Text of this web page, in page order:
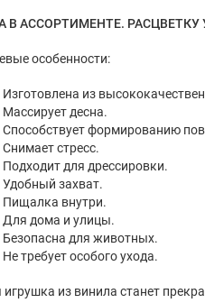
В АССОРТИМЕНТЕ.
особенности:
Изготовлена из
Массирует десна.
Способствует формированию
Снимает стресс.
Подходит для дрессировки.
Удобный захват.
Пищалка внутри.
Для дома и улицы.
Безопасна для животных.
Не требует особого ухода.
игрушка из винила станет